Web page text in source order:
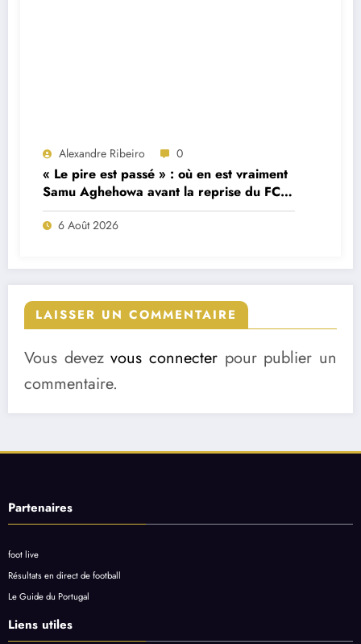
Alexandre Ribeiro 0
« Le pire est passé » : où en est vraiment
Samu Aghehowa avant la reprise du FC
Porto ?
6 Août 2026
LAISSER UN COMMENTAIRE
Vous devezvous connecter pour publier un
commentaire.
Partenaires
foot live
Résultats en direct de football
Le Guide du Portugal
Liens utiles